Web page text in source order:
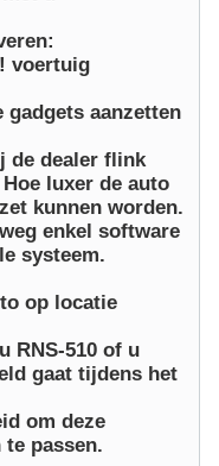
voertuig
aanzetten
de dealer flink
luxer de auto
kunnen worden.
enkel software
systeem.
op locatie
RNS-510 of u
gaat tijdens het
om deze
passen.